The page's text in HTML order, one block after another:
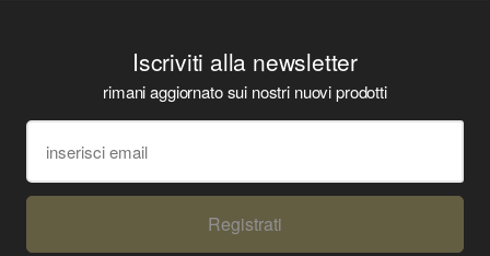
Iscriviti alla newsletter
rimani aggiornato sui nostri nuovi prodotti
Registrati